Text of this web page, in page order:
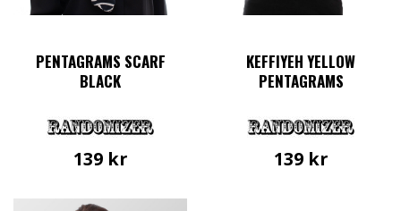
PENTAGRAMS SCARF
BLACK
139 kr
KEFFIYEH YELLOW
PENTAGRAMS
139 kr